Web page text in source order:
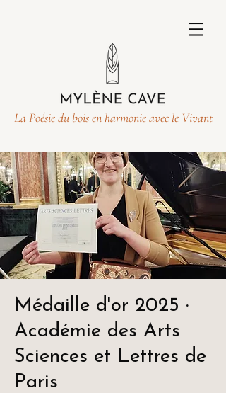
La Poésie du bois en harmonie avec le Vivant
Médaille d'or 2025 ·
Académie des Arts
Sciences et Lettres de
Paris